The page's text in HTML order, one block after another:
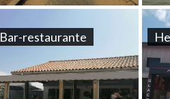
Bar-restaurante